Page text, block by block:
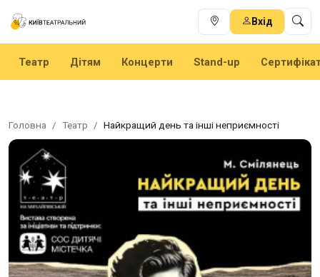
Вхід
Театр Дітям Концерти Stand-up
Головна Театр Найкращий день та інші неприємності